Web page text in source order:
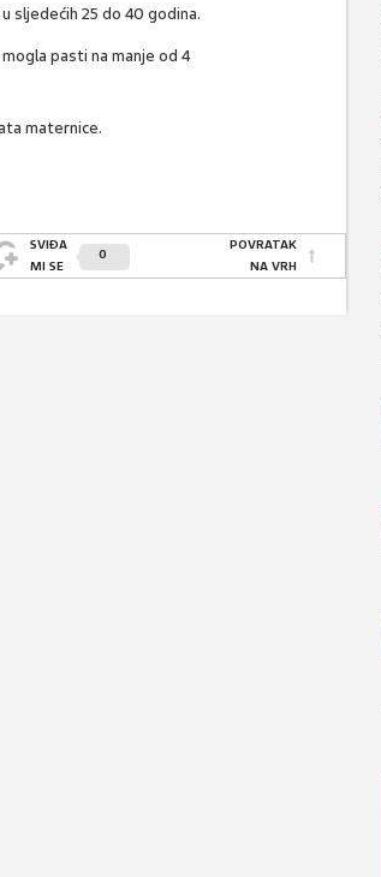
sljedećih 25 do 40 godina.
pasti na manje od 4
maternice.
SVIĐA
MI SE
0
POVRATAK
NA VRH